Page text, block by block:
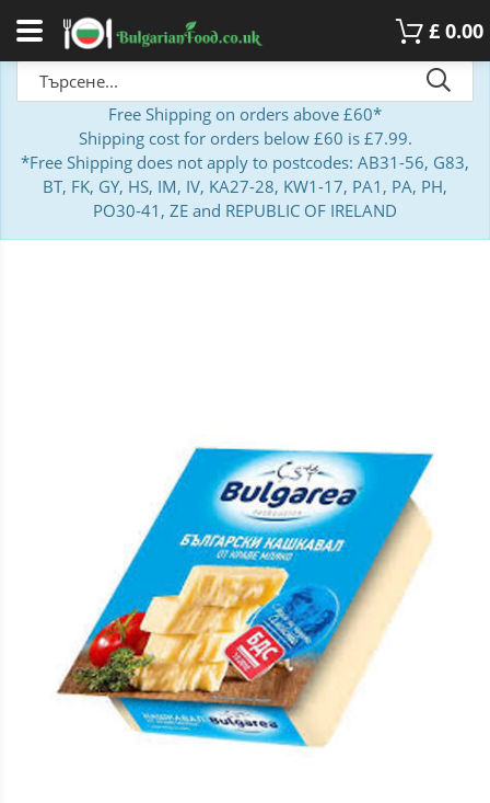
£ 0.00
Free Shipping on orders above £60*
Shipping cost for orders below £60 is £7.99.
*Free Shipping does not apply to postcodes: AB31-56, G83,
BT, FK, GY, HS, IM, IV, KA27-28, KW1-17, PA1, PA, PH,
PO30-41, ZE and REPUBLIC OF IRELAND